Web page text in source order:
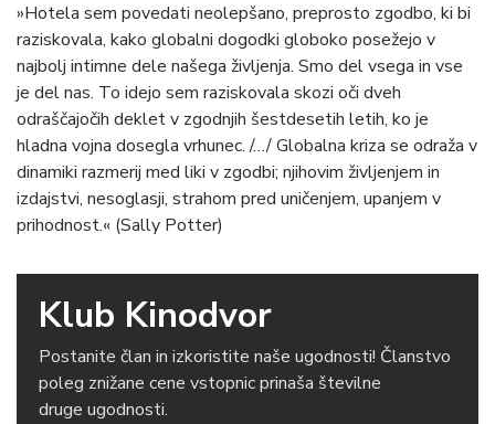
»Hotela sem povedati neolepšano, preprosto zgodbo, ki bi
raziskovala, kako globalni dogodki globoko posežejo v
najbolj intimne dele našega življenja. Smo del vsega in vse
je del nas. To idejo sem raziskovala skozi oči dveh
odraščajočih deklet v zgodnjih šestdesetih letih, ko je
hladna vojna dosegla vrhunec. /…/ Globalna kriza se odraža v
dinamiki razmerij med liki v zgodbi; njihovim življenjem in
izdajstvi, nesoglasji, strahom pred uničenjem, upanjem v
prihodnost.« (Sally Potter)
Klub Kinodvor
Postanite član in izkoristite naše ugodnosti! Članstvo
poleg znižane cene vstopnic prinaša številne
druge ugodnosti.